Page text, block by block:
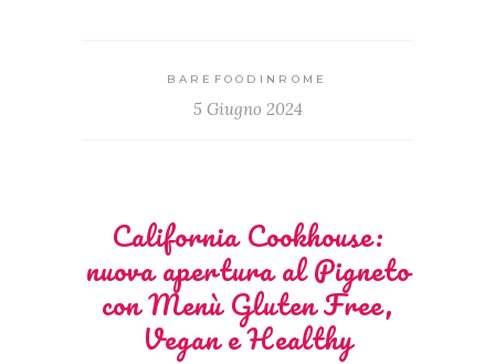
BAREFOODINROME
5 Giugno 2024
California Cookhouse:
nuova apertura al Pigneto
con Menù Gluten Free,
Vegan e Healthy